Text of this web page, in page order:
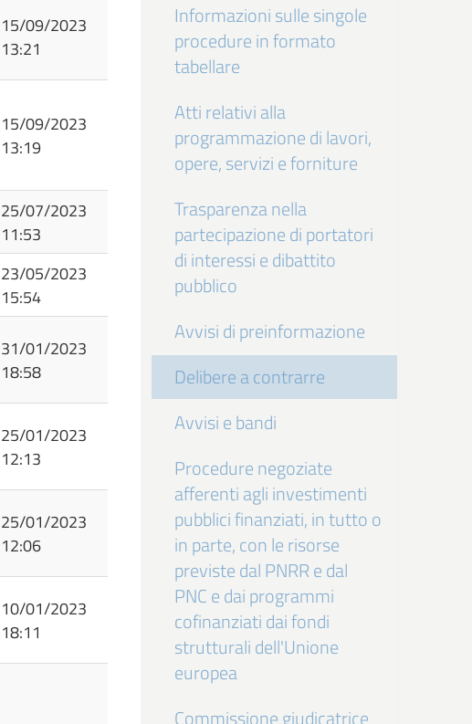
15/09/2023
13:21
15/09/2023
13:19
25/07/2023
11:53
23/05/2023
15:54
31/01/2023
18:58
25/01/2023
12:13
25/01/2023
12:06
10/01/2023
18:11
Informazioni sulle singole
procedure in formato
tabellare
Atti relativi alla
programmazione di lavori,
opere, servizi e forniture
Trasparenza nella
partecipazione di portatori
di interessi e dibattito
pubblico
Avvisi di preinformazione
Delibere a contrarre
Avvisi e bandi
Procedure negoziate
afferenti agli investimenti
pubblici finanziati, in tutto o
in parte, con le risorse
previste dal PNRR e dal
PNC e dai programmi
cofinanziati dai fondi
strutturali dell'Unione
europea
Commissione giudicatrice